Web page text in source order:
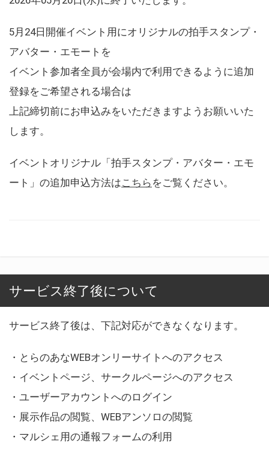
5月24日開催イベント用にオリジナルの拍手スタンプ・
アバター・エモートを
イベント参加者全員が会場内で利用できるように追加
登録をご希望される場合は
上記締切前にお申込みをいただきますようお願いいた
します。
イベントオリジナル「拍手スタンプ・アバター・エモ
ート」の追加申込方法はこちら をご覧ください。
サービス終了後について
サービス終了後は、下記対応ができなくなります。
・とらのあなWEBオンリーサイトへのアクセス
・イベントページ、サークルページへのアクセス
・ユーザーアカウントへのログイン
・展示作品の閲覧、WEBアンソロの閲覧
・マルシェ用の通報フォームの利用